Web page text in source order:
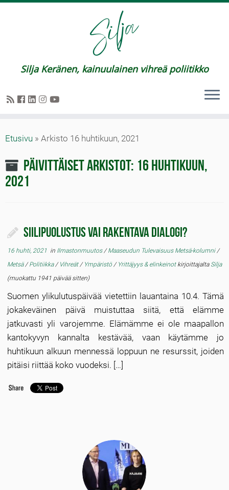
Silja Keränen, kainuulainen vihreä poliitikko
Etusivu » Arkisto 16 huhtikuun, 2021
Päivittäiset arkistot: 16 huhtikuun,
2021
Siilipuolustus vai rakentava dialogi?
16 huhti, 2021 in Ilmastonmuutos/Maaseudun Tulevaisuus Metsä-kolumni/
Metsä/Politiikka/ Vihreät/ Ympäristö/ Yrittäjyys & elinkeinot kirjoittajalta Silja
(muokattu 1941 päivää sitten)
Suomen ylikulutuspäivää vietettiin lauantaina 10.4. Tämä
jokakeväinen päivä muistuttaa siitä, että elämme
jatkuvasti yli varojemme. Elämämme ei ole maapallon
kantokyvyn kannalta kestävää, vaan käytämme jo
huhtikuun alkuun mennessä loppuun ne resurssit, joiden
pitäisi riittää koko vuodeksi. […]